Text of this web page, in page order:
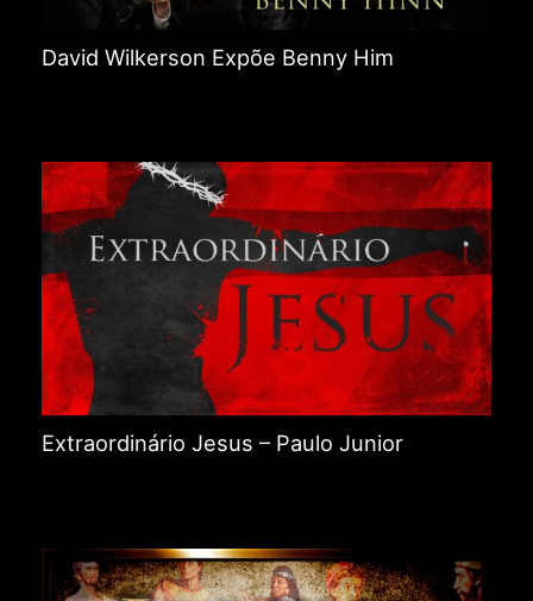
David Wilkerson Expõe Benny Him
Extraordinário Jesus – Paulo Junior